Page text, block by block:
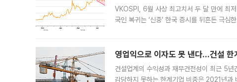
VKOSPI, 6월 사상 최고치서 두 달 만에 최
국인 복귀는 ‘신중’ 한국 증시를 뒤흔든 극
영업익으로 이자도 못 낸다…건설
건설업계의 수익성과 재무건전성이 최근 5
감당하지 못하는 한계기업 비중은 2021년과